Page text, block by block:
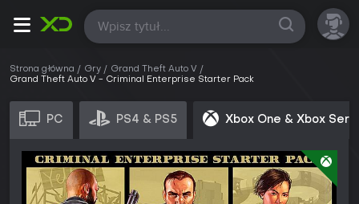
Wszystkie
Strona główna Gry
Grand Theft Auto V
Grand Theft Auto V - Criminal Enterprise Starter Pack
PC PS4 & PS5 Xbox One & Xbox